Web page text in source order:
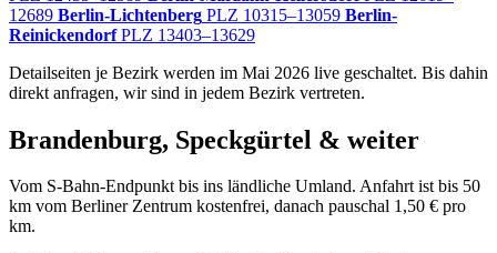
12689 Berlin-Lichtenberg PLZ 10315–13059 Berlin-
Reinickendorf PLZ 13403–13629
Detailseiten je Bezirk werden im Mai 2026 live geschaltet. Bis dahin
direkt anfragen, wir sind in jedem Bezirk vertreten.
Brandenburg, Speckgürtel & weiter
Vom S-Bahn-Endpunkt bis ins ländliche Umland. Anfahrt ist bis 50
km vom Berliner Zentrum kostenfrei, danach pauschal 1,50 € pro
km.